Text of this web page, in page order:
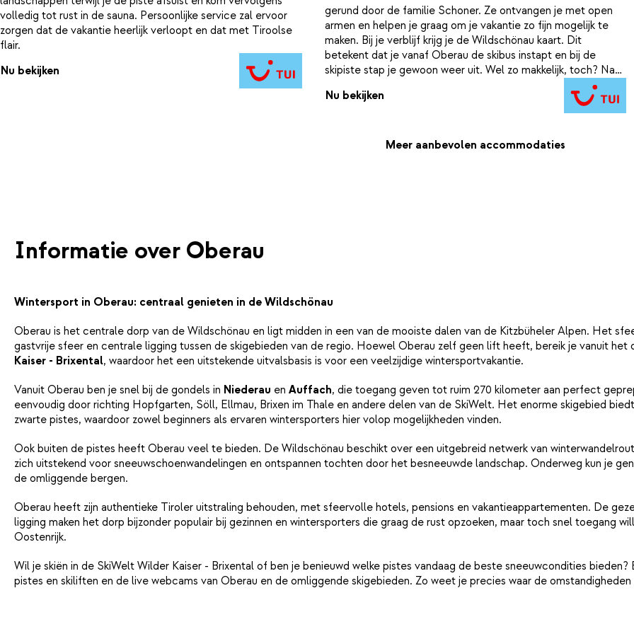
volledig tot rust in de sauna. Persoonlijke service zal ervoor
zorgen dat de vakantie heerlijk verloopt en dat met Tiroolse
flair.
Nu bekijken
gerund door de familie Schoner. Ze ontvangen je met open
armen en helpen je graag om je vakantie zo fijn mogelijk te
maken. Bij je verblijf krijg je de Wildschönau kaart. Dit
betekent dat je vanaf Oberau de skibus instapt en bij de
skipiste stap je gewoon weer uit. Wel zo makkelijk, toch? Na
een dag op de piste kom je terug bij dit kleinschalige 3-
sterrenhotel. Na al die inspanning heb je wel trek gekregen.
Gelukkig is je verblijf bij Dorferwirt op basis van halfpension.
gerechten op je wachten.
Nu bekijken
Meer aanbevolen accommodaties
Informatie over Oberau
Wintersport in Oberau: centraal genieten in de Wildschönau
Oberau is het centrale dorp van de Wildschönau en ligt midden in een van de mooiste dalen van de Kitzbüheler Alpen. Het
gastvrije sfeer en centrale ligging tussen de skigebieden van de regio. Hoewel Oberau zelf geen lift heeft, bereik je vanuit het
Kaiser - Brixental, waardoor het een uitstekende uitvalsbasis is voor een veelzijdige wintersportvakantie.
Vanuit Oberau ben je snel bij de gondels in Niederau en Auffach, die toegang geven tot ruim 270 kilometer aan perfect
eenvoudig door richting Hopfgarten, Söll, Ellmau, Brixen im Thale en andere delen van de SkiWelt. Het enorme skigebied
zwarte pistes, waardoor zowel beginners als ervaren wintersporters hier volop mogelijkheden vinden.
Ook buiten de pistes heeft Oberau veel te bieden. De Wildschönau beschikt over een uitgebreid netwerk van
zich uitstekend voor sneeuwschoenwandelingen en ontspannen tochten door het besneeuwde landschap. Onderweg kun je
de omliggende bergen.
Oberau heeft zijn authentieke Tiroler uitstraling behouden, met sfeervolle hotels, pensions en vakantieappartementen. De
ligging maken het dorp bijzonder populair bij gezinnen en wintersporters die graag de rust opzoeken, maar toch snel toegang
Oostenrijk.
Wil je skiën in de SkiWelt Wilder Kaiser - Brixental of ben je benieuwd welke pistes vandaag de beste sneeuwcondities
pistes en skiliften en de live webcams van Oberau en de omliggende skigebieden. Zo weet je precies waar de